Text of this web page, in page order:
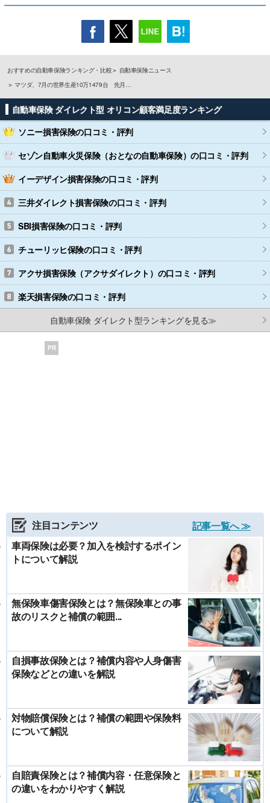
おすすめの自動車保険ランキング・比較
自動車保険ニュース
マツダ、7月の世界生産10万1479台 先月…
自動車保険 ダイレクト型 オリコン顧客満足度ランキング
ソニー損害保険の口コミ・評判
セゾン自動車火災保険（おとなの自動車保険）の口コミ・評判
イーデザイン損害保険の口コミ・評判
三井ダイレクト損害保険の口コミ・評判
SBI損害保険の口コミ・評判
チューリッヒ保険の口コミ・評判
アクサ損害保険（アクサダイレクト） の口コミ・評判
楽天損害保険の口コミ・評判
自動車保険 ダイレクト型ランキングを見る≫
PR
注目コンテンツ
記事一覧へ ≫
車両保険は必要？加入を検討するポイン
トについて解説
無保険車傷害保険とは？無保険車との事
故のリスクと補償の範囲...
自損事故保険とは？補償内容や人身傷害
保険などとの違いを解説
対物賠償保険とは？補償の範囲や保険料
について解説
自賠責保険とは？補償内容・任意保険と
の違いをわかりやすく解説